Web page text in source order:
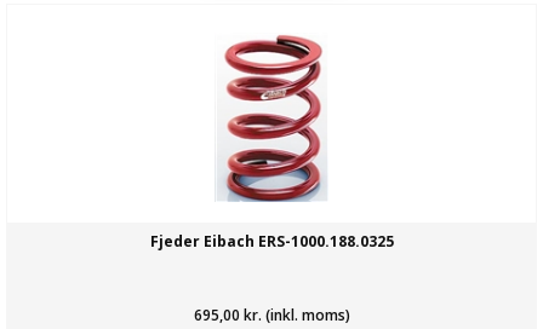
Fjeder Eibach ERS-1000.188.0325
695,00 kr. (inkl. moms)